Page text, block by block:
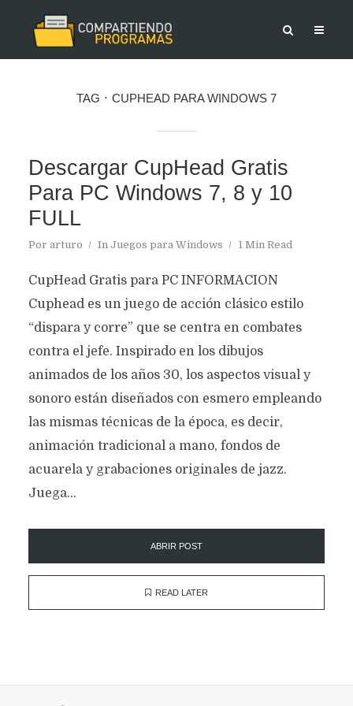
TAG CUPHEAD PARA WINDOWS 7
Descargar CupHead Gratis
Para PC Windows 7, 8 y 10
FULL
Por arturo In Juegos para Windows 1 Min Read
CupHead Gratis para PC INFORMACION
Cuphead es un juego de acción clásico estilo
“dispara y corre” que se centra en combates
contra el jefe. Inspirado en los dibujos
animados de los años 30, los aspectos visual y
sonoro están diseñados con esmero empleando
las mismas técnicas de la época, es decir,
animación tradicional a mano, fondos de
acuarela y grabaciones originales de jazz.
Juega...
ABRIR POST
READ LATER